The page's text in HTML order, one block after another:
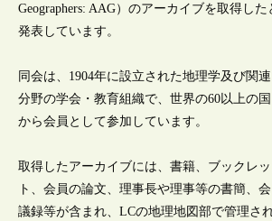
Geographers: AAG）のアーカイブを取得した
発表しています。
同会は、1904年に設立された地理学及び関連
分野の学会・教育組織で、世界の60以上の国
から会員として参加しています。
取得したアーカイブには、書籍、ブックレッ
ト、会員の論文、理事長や理事等の書簡、会
議録等が含まれ、LCの地理地図部で管理さ